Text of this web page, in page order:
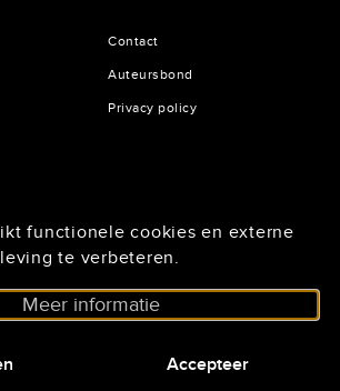
functionele cookies en externe
te verbeteren.
Meer informatie
Accepteer
Contact
Auteursbond
Privacy policy